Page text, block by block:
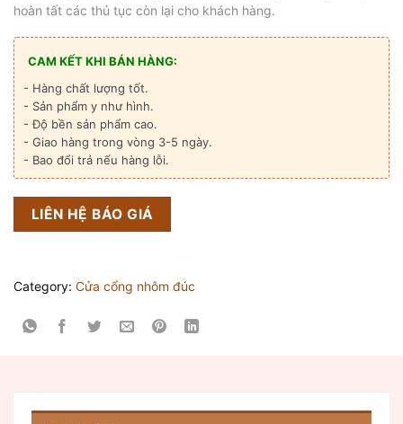
hoàn tất các thủ tục còn lại cho khách hàng.
CAM KẾT KHI BÁN HÀNG:
- Hàng chất lượng tốt.
- Sản phẩm y như hình.
- Độ bền sản phẩm cao.
- Giao hàng trong vòng 3-5 ngày.
- Bao đổi trả nếu hàng lỗi.
LIÊN HỆ BÁO GIÁ
Category: Cửa cổng nhôm đúc